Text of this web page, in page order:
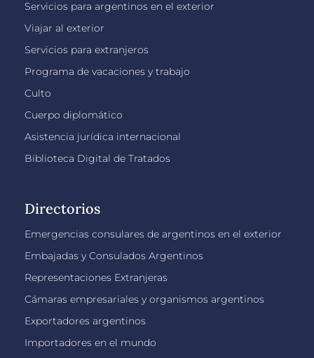
Servicios para argentinos en el exterior
Viajar al exterior
Servicios para extranjeros
Programa de vacaciones y trabajo
Culto
Cuerpo diplomático
Asistencia jurídica internacional
Biblioteca Digital de Tratados
Directorios
Emergencias consulares de argentinos en el exterior
Embajadas y Consulados Argentinos
Representaciones Extranjeras
Cámaras empresariales y organismos argentinos
Exportadores argentinos
Importadores en el mundo